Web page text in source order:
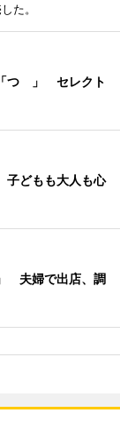
た。
つゝ」 セレクト
どもも大人も心
夫婦で出店、調